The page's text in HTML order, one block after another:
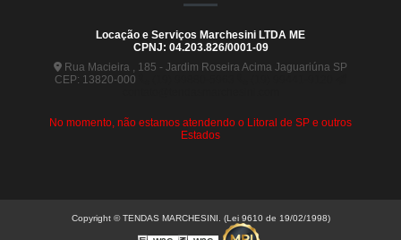
Locação e Serviços Marchesini LTDA ME
CPNJ: 04.203.826/0001-09
Rua Macieira , 185 - Jardim Roseira Acima Jaguariúna SP
CEP: 13820-000
No momento, não estamos atendendo o Litoral de SP e outros
Estados
Copyright © TENDAS MARCHESINI. (Lei 9610 de 19/02/1998)